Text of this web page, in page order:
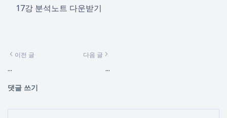
17강 분석노트 다운받기
이전 글
...
다음 글
...
댓글 쓰기